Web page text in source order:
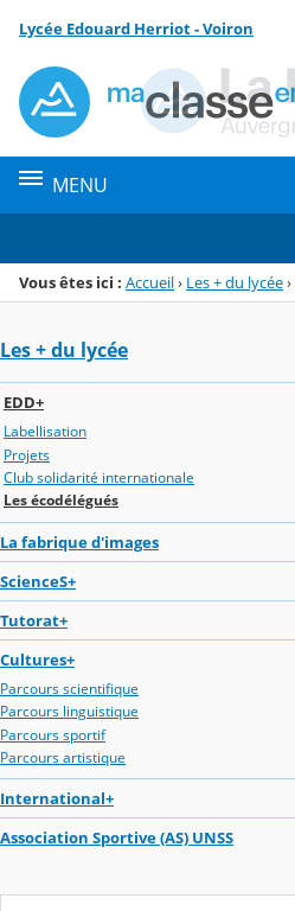
Menu de la rubrique
Contenu
Lycée Edouard Herriot - Voiron
MENU
Vous êtes ici : Accueil› Les + du lycée›
Les + du lycée
EDD+
Labellisation
Projets
Club solidarité internationale
Les écodélégués
La fabrique d'images
ScienceS+
Tutorat+
Cultures+
Parcours scientifique
Parcours linguistique
Parcours sportif
Parcours artistique
International+
Association Sportive (AS) UNSS